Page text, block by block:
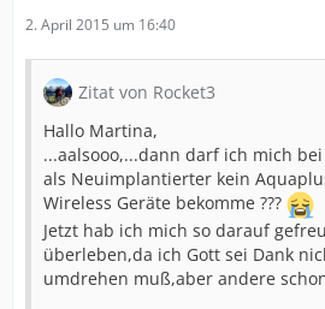
2. April 2015 um 16:40
Zitat von Rocket3
Hallo Martina,
...aalsooo,...dann darf ich mich
als Neuimplantierter kein
Wireless Geräte bekomme ???
Jetzt hab ich mich so darauf
überleben,da ich Gott sei Dank
umdrehen muß,aber andere